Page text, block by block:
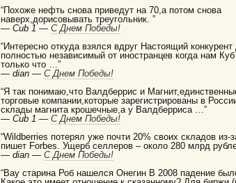
“Похоже нефть снова приведут на 70,а потом снова
наверх,дорисовывать треугольник. ”
—Cub 1 —C Днем Победы!
“Интересно откуда взялся вдруг Настоящий
полностью независимый от иностранцев когда нам
только что …”
—dian —C Днем Победы!
“Я так понимаю,что Валдберрис и
торговые компании,которые зарегистрированы в
склады магнита крошечные,а у Валдберриса …”
—Cub 1 —C Днем Победы!
“Wildberries потерял уже почти 20% своих складов из-
пишет Forbes. Ущерб селлеров – около 280 млрд
—dian —C Днем Победы!
“Вау старина Роб нашелся Онегин В 2008 падение